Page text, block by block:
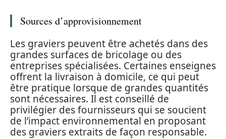
Sources d’approvisionnement
Les graviers peuvent être achetés dans des
grandes surfaces de bricolage ou des
entreprises spécialisées. Certaines enseignes
offrent la livraison à domicile, ce qui peut
être pratique lorsque de grandes quantités
sont nécessaires. Il est conseillé de
privilégier des fournisseurs qui se soucient
de l’impact environnemental en proposant
des graviers extraits de façon responsable.